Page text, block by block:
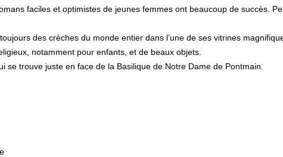
faciles et optimistes de jeunes femmes ont beaucoup de succès.
des crèches du monde entier dans l’une de ses vitrines
notamment pour enfants, et de beaux objets.
se trouve juste en face de la Basilique de Notre Dame de Pontmain.